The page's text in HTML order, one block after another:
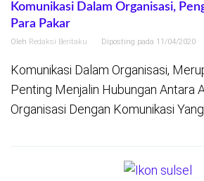
Komunikasi Dalam Organisasi,
Para Pakar
Oleh Redaksi Beritaku Diposting pada 11/04/2020
Komunikasi Dalam Organisasi,
Penting Menjalin Hubungan Antara
Organisasi Dengan Komunikasi